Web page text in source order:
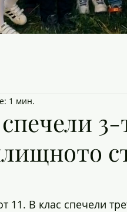
1 мин.
11. В клас спечели